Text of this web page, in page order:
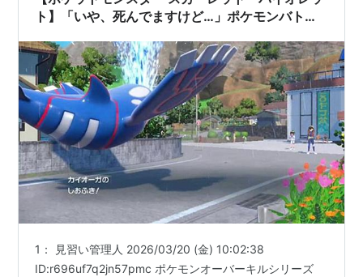
ト】「いや、死んでますけど…」ポケモンバトル
1： 見習い管理人 2026/03/20 (金) 10:02:38
ID:r696uf7q2jn57pmc ポケモンオーバーキルシリーズ